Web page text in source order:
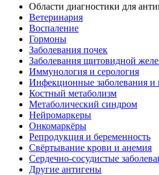
Области диагностики для
Ветеринария
Воспаление
Гормоны
Заболевания почек
Заболевания щитовидной
Иммунология и серология
Инфекционные заболевания и
Костный метаболизм
Метаболический синдром
Нейромаркеры
Онкомаркёры
Репродукция и беременность
Свёртывание крови и анемия
Сердечно-сосудистые
Другие антигены